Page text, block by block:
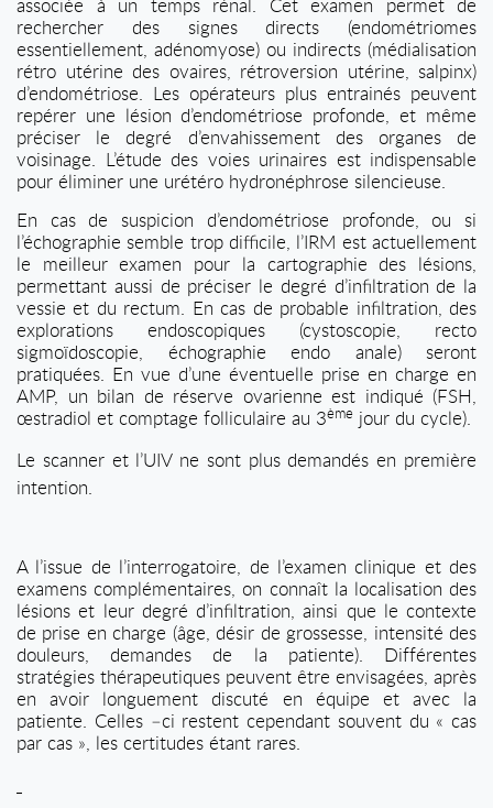
rechercher des signes directs (endométriomes
essentiellement, adénomyose) ou indirects (médialisation
rétro utérine des ovaires, rétroversion utérine, salpinx)
d’endométriose. Les opérateurs plus entrainés peuvent
repérer une lésion d’endométriose profonde, et même
préciser le degré d’envahissement des organes de
voisinage. L’étude des voies urinaires est indispensable
pour éliminer une urétéro hydronéphrose silencieuse.
En cas de suspicion d’endométriose profonde, ou si
l’échographie semble trop difficile, l’IRM est actuellement
le meilleur examen pour la cartographie des lésions,
permettant aussi de préciser le degré d’infiltration de la
vessie et du rectum. En cas de probable infiltration, des
explorations endoscopiques (cystoscopie, recto
sigmoïdoscopie, échographie endo anale) seront
pratiquées. En vue d’une éventuelle prise en charge en
AMP, un bilan de réserve ovarienne est indiqué (FSH,
œstradiol et comptage folliculaire au 3ème jour du cycle).
Le scanner et l’UIV ne sont plus demandés en première
intention.
A l’issue de l’interrogatoire, de l’examen clinique et des
examens complémentaires, on connaît la localisation des
lésions et leur degré d’infiltration, ainsi que le contexte
de prise en charge (âge, désir de grossesse, intensité des
douleurs, demandes de la patiente). Différentes
stratégies thérapeutiques peuvent être envisagées, après
en avoir longuement discuté en équipe et avec la
patiente. Celles –ci restent cependant souvent du « cas
par cas », les certitudes étant rares.